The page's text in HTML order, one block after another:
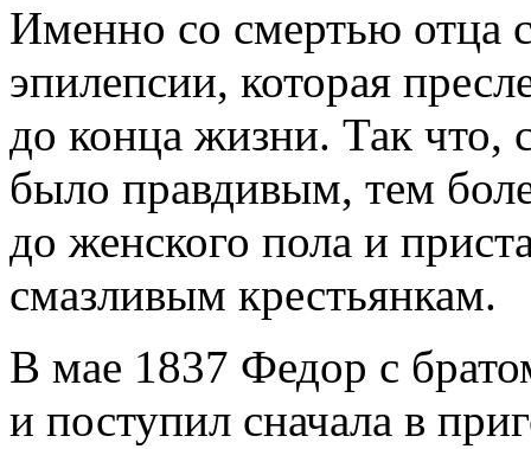
Именно со смертью отца
эпилепсии, которая
до конца жизни. Так что,
было правдивым, тем
до женского пола и
смазливым крестьянкам.
В мае 1837 Федор с
и поступил сначала в